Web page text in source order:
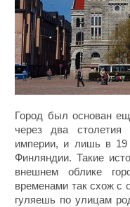
Город был основан
через два столетия
империи, и лишь в 19
Финляндии. Такие
внешнем облике
временами так схож с
гуляешь по улицам